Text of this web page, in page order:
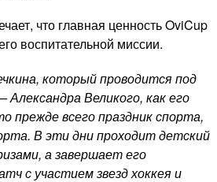
что главная ценность OviCup
воспитательной миссии.
который проводится под
Великого, как его
всего праздник спорта,
В эти дни проходит детский
а завершает его
с участием звезд хоккея и